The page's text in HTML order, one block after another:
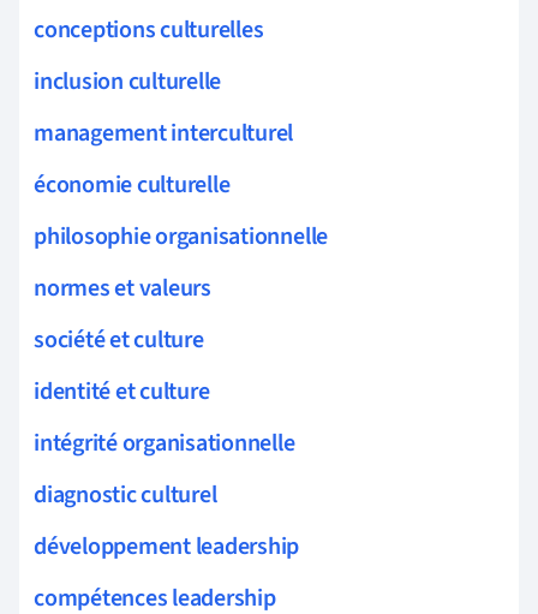
conceptions culturelles
inclusion culturelle
management interculturel
économie culturelle
philosophie organisationnelle
normes et valeurs
société et culture
identité et culture
intégrité organisationnelle
diagnostic culturel
développement leadership
compétences leadership